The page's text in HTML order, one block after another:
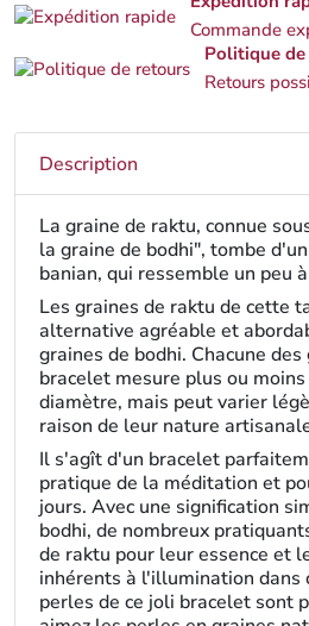
Commande
Politique
Retours
Description
La graine de raktu, connue
la graine de bodhi", tombe
banian, qui ressemble un peu
Les graines de raktu de cette
alternative agréable et
graines de bodhi. Chacune
bracelet mesure plus ou
diamètre, mais peut varier
raison de leur nature
Il s'agît d'un bracelet
pratique de la méditation et
jours. Avec une signification
bodhi, de nombreux
de raktu pour leur essence et
inhérents à l'illumination dans
perles de ce joli bracelet sont